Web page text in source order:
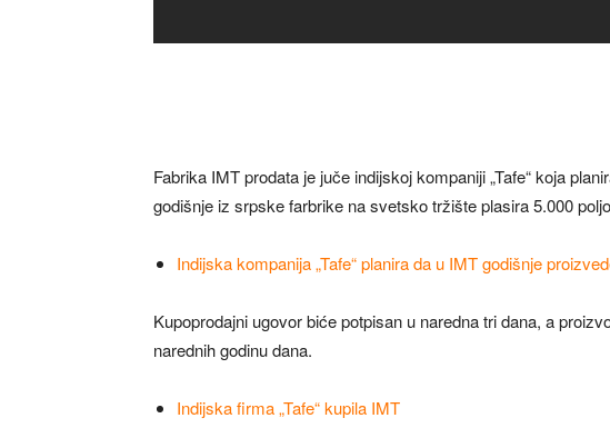
Fabrika IMT prodata je juče indijskoj kompaniji „Tafe“ koja
godišnje iz srpske farbrike na svetsko tržište plasira 5.000
Indijska kompanija „Tafe“ planira da u IMT godišnje
Kupoprodajni ugovor biće potpisan u naredna tri dana, a
narednih godinu dana.
Indijska firma „Tafe“ kupila IMT